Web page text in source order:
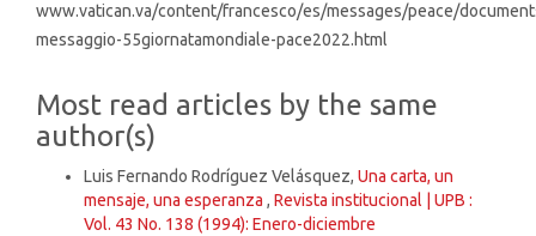
www.vatican.va/content/francesco/es/messages/peace/
messaggio-55giornatamondiale-pace2022.html
Most read articles by the same
author(s)
Luis Fernando Rodríguez Velásquez, Una carta, un
mensaje, una esperanza , Revista institucional | UPB :
Vol. 43 No. 138 (1994): Enero-diciembre